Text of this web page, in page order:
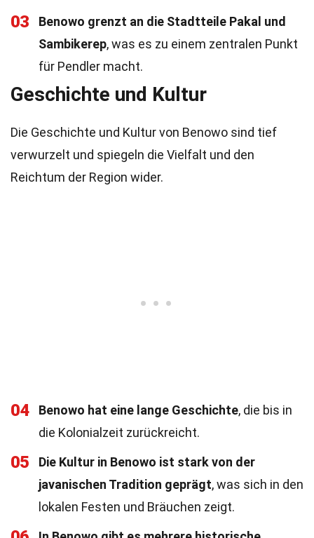
03
Benowo grenzt an die Stadtteile Pakal und
Sambikerep, was es zu einem zentralen Punkt
für Pendler macht.
Geschichte und Kultur
Die Geschichte und Kultur von Benowo sind tief
verwurzelt und spiegeln die Vielfalt und den
Reichtum der Region wider.
04 Benowo hat eine lange Geschichte, die bis in
die Kolonialzeit zurückreicht.
05
Die Kultur in Benowo ist stark von der
javanischen Tradition geprägt, was sich in den
lokalen Festen und Bräuchen zeigt.